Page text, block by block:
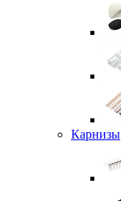
Карнизы